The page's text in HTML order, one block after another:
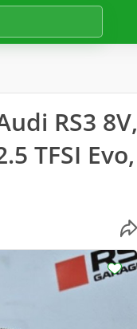
RS3 8V,
TFSI Evo,